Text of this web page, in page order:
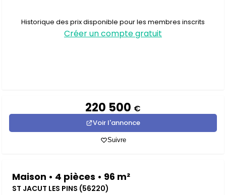
Historique des prix disponible pour les membres inscrits
Créer un compte gratuit
220 500 €
Voir l'annonce
Suivre
Maison • 4 pièces • 96 m²
ST JACUT LES PINS (56220)